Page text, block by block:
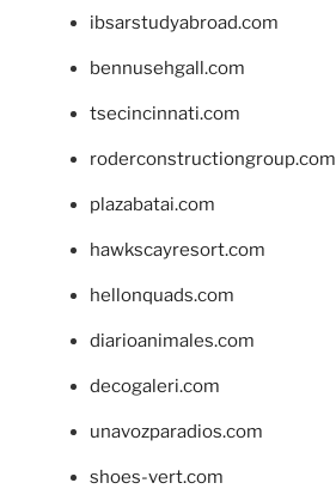
ibsarstudyabroad.com
bennusehgall.com
tsecincinnati.com
roderconstructiongroup.com
plazabatai.com
hawkscayresort.com
hellonquads.com
diarioanimales.com
decogaleri.com
unavozparadios.com
shoes-vert.com